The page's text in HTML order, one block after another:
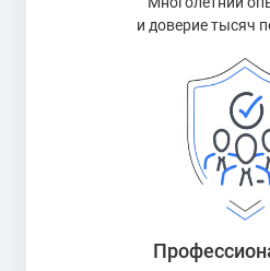
Технологии и формы,
Эти монеты — как страницы
написанного не чернилами, а
Ромбовидные и
даже в мировой нумизматике;
— рельефные
цветок) буквально «выходят»
деталей подводного мира или
и доверие тысяч